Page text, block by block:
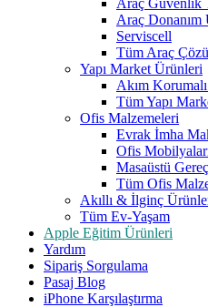
Araç Güvenlik
Araç Donanım
Serviscell
Tüm Araç
Yapı Market Ürünleri
Akım
Tüm Yapı
Ofis Malzemeleri
Evrak İmha
Ofis
Masaüstü
Tüm Ofis
Akıllı & İlginç
Tüm Ev-Yaşam
Apple Eğitim Ürünleri
Yardım
Sipariş Sorgulama
Pasaj Blog
iPhone Karşılaştırma